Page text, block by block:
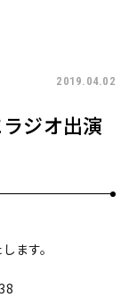
2019.04.02
ジオ出演
ます。